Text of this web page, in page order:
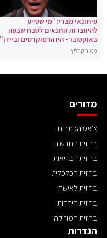
עיתונאי מצרי: "מי שסייע
להיווצרות התנאים לטבח שבעה
באוקטובר- היו הדמוקרטים וביידן"
מאיר קרליץ
מדורים
צ'אט הכתבים
בחזית החדשות
בחזית הבריאות
בחזית הכלכלית
בחזית לאישה
בחזית היהדות
בחזית המוזיקה
הגדרות